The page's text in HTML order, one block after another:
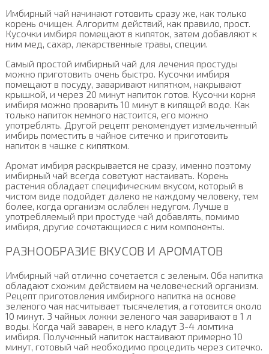
Имбирный чай начинают готовить сразу же, как только
корень очищен. Алгоритм действий, как правило, прост.
Кусочки имбиря помещают в кипяток, затем добавляют к
ним мед, сахар, лекарственные травы, специи.
Самый простой имбирный чай для лечения простуды
можно приготовить очень быстро. Кусочки имбиря
помещают в посуду, заваривают кипятком, накрывают
крышкой, и через 20 минут напиток готов. Кусочки корня
имбиря можно проварить 10 минут в кипящей воде. Как
только напиток немного настоится, его можно
употреблять. Другой рецепт рекомендует измельченный
имбирь поместить в чайное ситечко и приготовить
напиток в чашке с кипятком.
Аромат имбиря раскрывается не сразу, именно поэтому
имбирный чай всегда советуют настаивать. Корень
растения обладает специфическим вкусом, который в
чистом виде подойдет далеко не каждому человеку, тем
более, когда организм ослаблен недугом. Лучше в
употребляемый при простуде чай добавлять, помимо
имбиря, другие сочетающиеся с ним компоненты.
РАЗНООБРАЗИЕ ВКУСОВ И АРОМАТОВ
Имбирный чай отлично сочетается с зеленым. Оба напитка
обладают схожим действием на человеческий организм.
Рецепт приготовления имбирного напитка на основе
зеленого чая насчитывает тысячелетия, а готовится около
10 минут. 3 чайных ложки зеленого чая заваривают в 1 л
воды. Когда чай заварен, в него кладут 3-4 ломтика
имбиря. Полученный напиток настаивают примерно 10
минут, готовый чай необходимо процедить через ситечко.